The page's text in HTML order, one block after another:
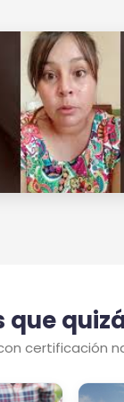
que
certificación